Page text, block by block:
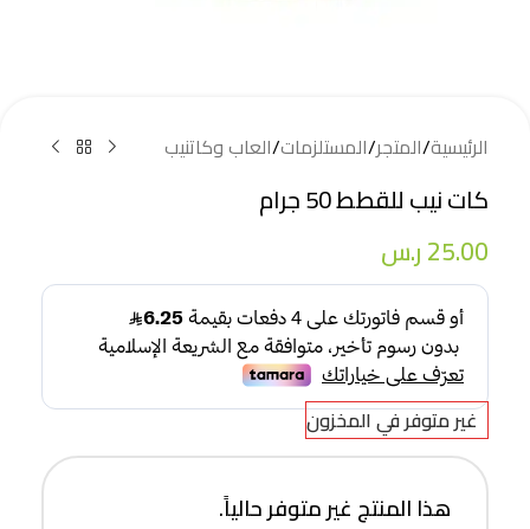
الرئيسية/المتجر/المستلزمات/العاب وكاتنيب
كات نيب للقطط 50 جرام
25.00ر.س
غير متوفر في المخزون
هذا المنتج غير متوفر حالياً.